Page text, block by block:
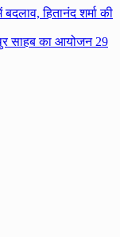
हितानंद शर्मा की
साहब का आयोजन 29